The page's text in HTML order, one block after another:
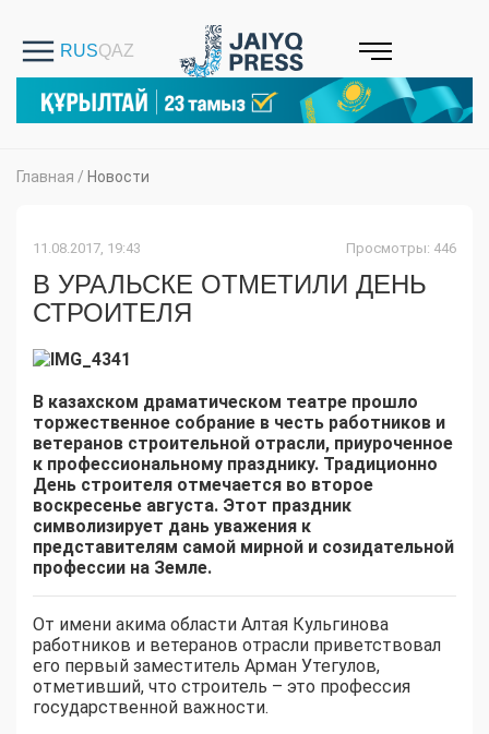
Главная / Новости
11.08.2017, 19:43 Просмотры: 446
В УРАЛЬСКЕ ОТМЕТИЛИ ДЕНЬ
СТРОИТЕЛЯ
В казахском драматическом театре прошло
торжественное собрание в честь работников и
ветеранов строительной отрасли, приуроченное
к профессиональному празднику. Традиционно
День строителя отмечается во второе
воскресенье августа. Этот праздник
символизирует дань уважения к
представителям самой мирной и созидательной
профессии на Земле.
От имени акима области Алтая Кульгинова
работников и ветеранов отрасли приветствовал
его первый заместитель Арман Утегулов,
отметивший, что строитель – это профессия
государственной важности.